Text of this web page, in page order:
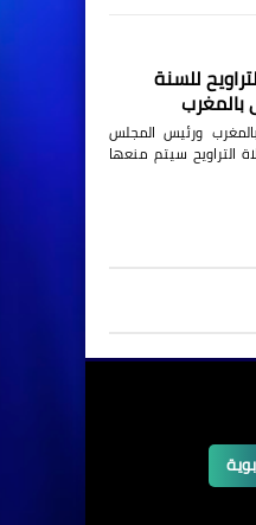
للسنة
بالمغرب
ورئيس المجلس
التراويح سيتم منعها